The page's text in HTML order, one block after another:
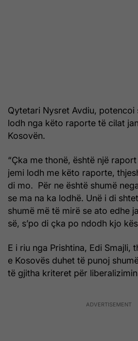
Qytetari Nysret Avdiu, potencoi
lodh nga këto raporte të cilat
Kosovën.
“Çka me thonë, është një
jemi lodh me këto raporte,
di mo. Për ne është shumë
se ma na ka lodhë. Unë i di
shumë më të mirë se ato edhe
së, s’po di çka po ndodh kjo
E i riu nga Prishtina, Edi Smajli,
e Kosovës duhet të punoj
të gjitha kriteret për